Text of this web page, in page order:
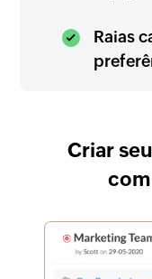
Raias
Criar